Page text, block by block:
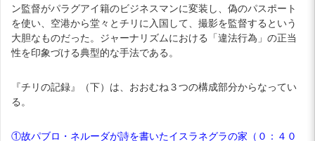
ン監督がパラグアイ籍のビジネスマンに変装し、偽のパスポート
を使い、空港から堂々とチリに入国して、撮影を監督するという
大胆なものだった。ジャーナリズムにおける「違法行為」の正当
性を印象づける典型的な手法である。
『チリの記録』（下）は、おおむね３つの構成部分からなってい
る。
①故パブロ・ネルーダが詩を書いたイスラネグラの家（０：４０